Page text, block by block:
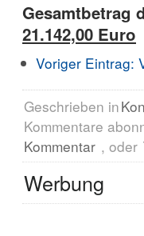
Gesamtbetrag
21.142,00 Euro
Voriger Eintrag:
Geschrieben in
Kommentare
Kommentar , oder
Werbung